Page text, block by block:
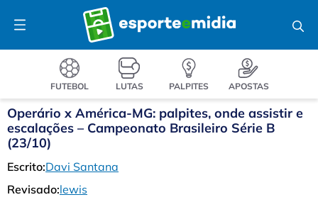
para
o
Menu
FUTEBOL LUTAS PALPITES APOSTAS
Operário x América-MG: palpites, onde assistir e
escalações – Campeonato Brasileiro Série B
(23/10)
Escrito:Davi Santana
Revisado:lewis